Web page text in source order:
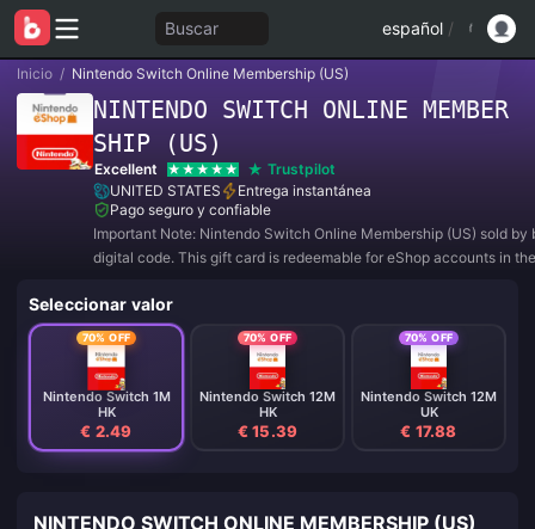
Buscar español /
Inicio / Nintendo Switch Online Membership (US)
NINTENDO SWITCH ONLINE MEMBER
SHIP (US)
Excellent
Trustpilot
UNITED STATES
Entrega instantánea
Pago seguro y confiable
Important Note: Nintendo Switch Online Membership (US) sold by
digital code. This gift card is redeemable for eShop accounts in
Seleccionar valor
70% OFF
Nintendo Switch 1M
HK
€ 2.49
70% OFF
Nintendo Switch 12M
HK
€ 15.39
70% OFF
Nintendo Switch 12M
UK
€ 17.88
NINTENDO SWITCH ONLINE MEMBERSHIP (US)